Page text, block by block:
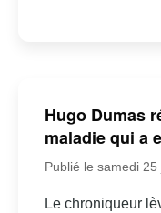
Hugo Dumas
maladie qui a
Publié le samedi
Le chroniqueur